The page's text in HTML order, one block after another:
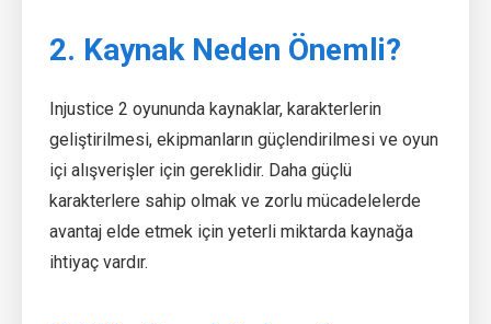
2. Kaynak Neden Önemli?
Injustice 2 oyununda kaynaklar, karakterlerin
geliştirilmesi, ekipmanların güçlendirilmesi ve oyun
içi alışverişler için gereklidir. Daha güçlü
karakterlere sahip olmak ve zorlu mücadelelerde
avantaj elde etmek için yeterli miktarda kaynağa
ihtiyaç vardır.